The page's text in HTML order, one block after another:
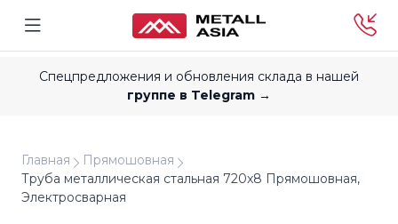
Спецпредложения и обновления склада в нашей
группе в Telegram →
Главная
Прямошовная
Труба металлическая стальная 720x8 Прямошовная,
Электросварная